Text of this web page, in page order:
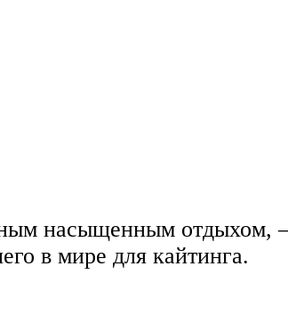
насыщенным
в мире для кайтинга.